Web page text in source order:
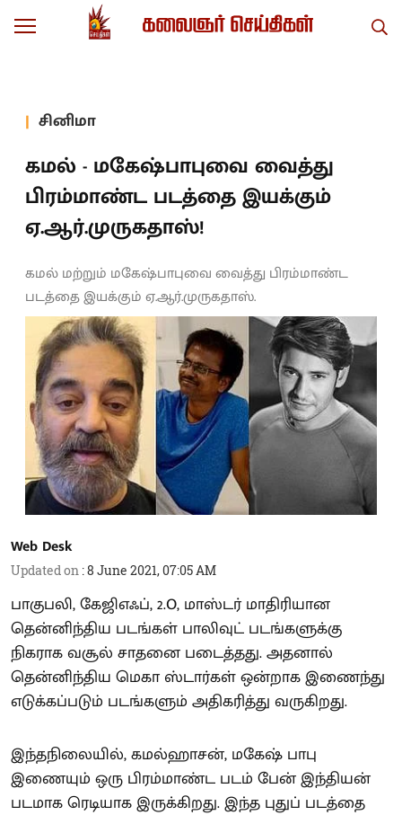
சினிமா
கமல் - மகேஷ்பாபுவை வைத்து
பிரம்மாண்ட படத்தை இயக்கும்
ஏ.ஆர்.முருகதாஸ்!
கமல் மற்றும் மகேஷ்பாபுவை வைத்து பிரம்மாண்ட
படத்தை இயக்கும் ஏ.ஆர்.முருகதாஸ்.
Web Desk
Updated on :8 June 2021, 07:05 AM
பாகுபலி, கேஜிஎஃப், 2.O, மாஸ்டர் மாதிரியான
தென்னிந்திய படங்கள் பாலிவுட் படங்களுக்கு
நிகராக வசூல் சாதனை படைத்தது. அதனால்
தென்னிந்திய மெகா ஸ்டார்கள் ஒன்றாக இணைந்து
எடுக்கப்படும் படங்களும் அதிகரித்து வருகிறது.
இந்தநிலையில், கமல்ஹாசன், மகேஷ் பாபு
இணையும் ஒரு பிரம்மாண்ட படம் பேன் இந்தியன்
படமாக ரெடியாக இருக்கிறது. இந்த புதுப் படத்தை